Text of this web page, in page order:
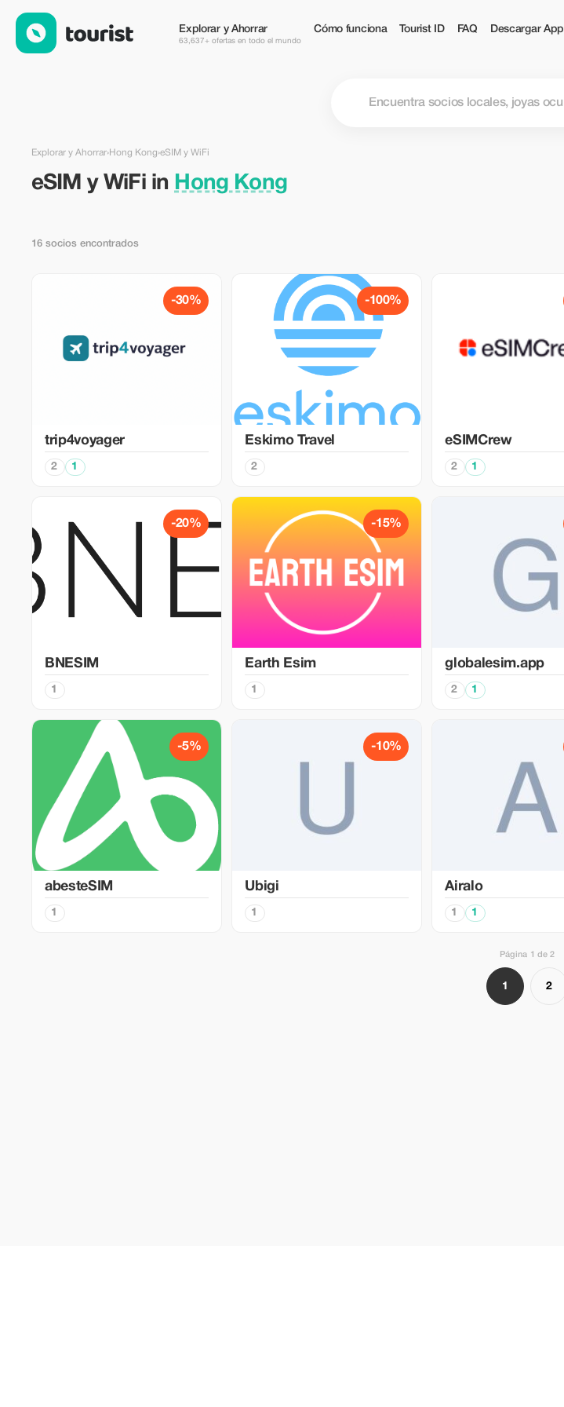
Explorar y Ahorrar
63,637+ ofertas en todo el mundo
Cómo funciona Tourist ID FAQ Descargar App
Explorar y Ahorrar›Hong Kong›eSIM y WiFi
eSIM y WiFi in Hong Kong
16 socios encontrados
-30%
trip4voyager
2 1
-100%
Eskimo Travel
2
eSIMCrew
2 1
-20%
BNESIM
1
-15%
Earth Esim
1
globalesim.app
2 1
-5%
abesteSIM
1
-10%
Ubigi
1
Airalo
1 1
Página 1 de 2
1 2